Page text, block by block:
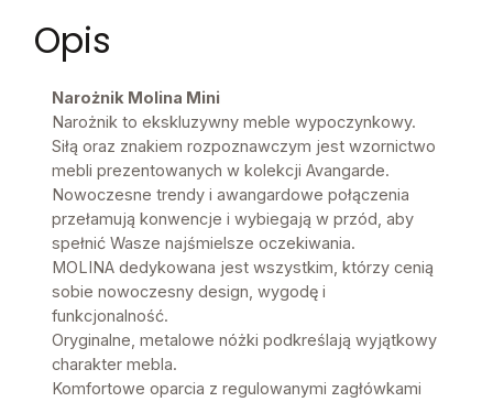
Opis
Narożnik Molina Mini
Narożnik to ekskluzywny meble wypoczynkowy.
Siłą oraz znakiem rozpoznawczym jest wzornictwo
mebli prezentowanych w kolekcji Avangarde.
Nowoczesne trendy i awangardowe połączenia
przełamują konwencje i wybiegają w przód, aby
spełnić Wasze najśmielsze oczekiwania.
MOLINA dedykowana jest wszystkim, którzy cenią
sobie nowoczesny design, wygodę i
funkcjonalność.
Oryginalne, metalowe nóżki podkreślają wyjątkowy
charakter mebla.
Komfortowe oparcia z regulowanymi zagłówkami